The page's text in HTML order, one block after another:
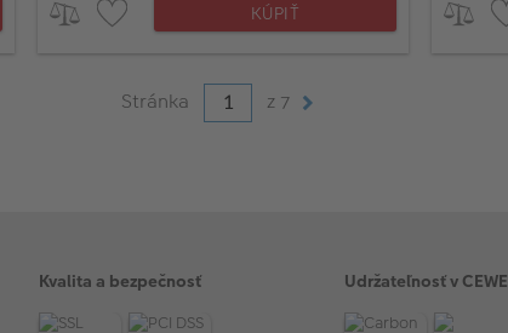
KÚPIŤ
Stránka z 7
Kvalita a bezpečnosť Udržateľnosť v CEWE